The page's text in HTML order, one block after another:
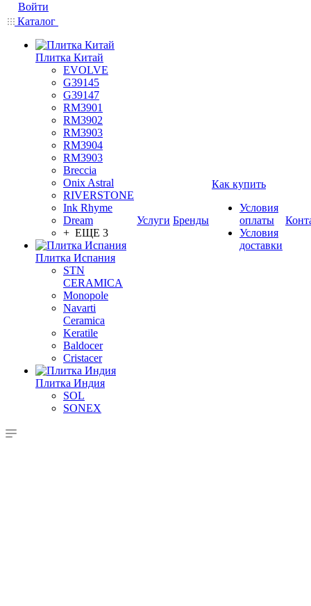
Войти
Каталог
Плитка Китай
EVOLVE
G39145
G39147
RM3901
RM3902
RM3903
RM3904
RM3903
Breccia
Onix Astral
RIVERSTONE
Ink Rhyme
Dream
+ ЕЩЕ 3
Плитка Испания
STN
CERAMICA
Monopole
Navarti
Ceramica
Keratile
Baldocer
Cristacer
Плитка Индия
SOL
SONEX
Услуги Бренды
Как купить
Условия
оплаты
Условия
доставки